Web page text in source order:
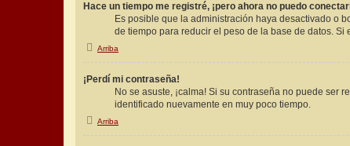
Hace un tiempo me registré, ¡pero ahora no puedo
Es posible que la administración haya desactivado o
de tiempo para reducir el peso de la base de datos.
Arriba
¡Perdí mi contraseña!
No se asuste, ¡calma! Si su contraseña no puede ser
identificado nuevamente en muy poco tiempo.
Arriba